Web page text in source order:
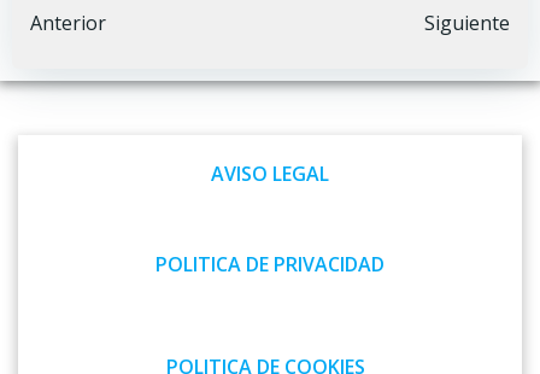
Navegación
por
Anterior
Navegación
por
las
Siguiente
AVISO LEGAL
POLITICA DE PRIVACIDAD
POLITICA DE COOKIES